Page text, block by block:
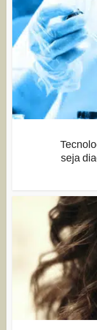
seja